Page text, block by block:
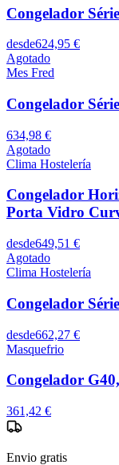
Congelador
desde624,95 €
Agotado
Mes Fred
Congelador
634,98 €
Agotado
Clima Hostelería
Congelador
Porta Vidro
desde649,51 €
Agotado
Clima Hostelería
Congelador
desde662,27 €
Masquefrio
Congelador
361,42 €
Envio gratis